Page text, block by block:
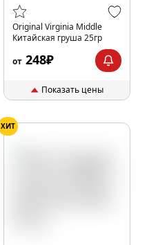
Original Virginia Middle
Китайская груша 25гр
от 248₽
Показать цены
ХИТ